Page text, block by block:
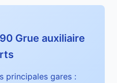
Grue auxiliaire
principales gares :